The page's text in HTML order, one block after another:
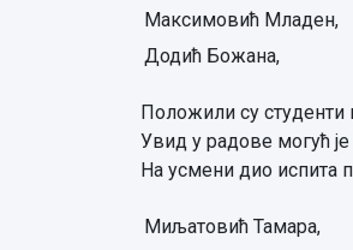
Максимовић Младен,
Додић Божана,
Положили су студенти
Увид у радове могућ
На усмени дио испита
Миљатовић Тамара,